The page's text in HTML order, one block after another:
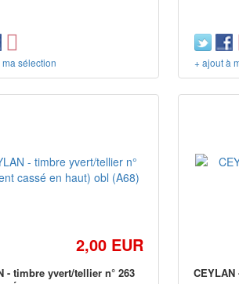
sélection + ajout à
2,00 EUR
- timbre yvert/tellier n° 263